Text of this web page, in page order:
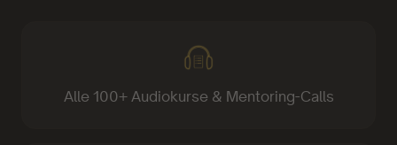
Alle 100+ Audiokurse & Mentoring-Calls